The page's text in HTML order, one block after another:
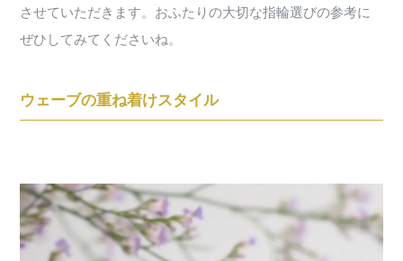
させていただきます。おふたりの大切な指輪選びの参考に
ぜひしてみてくださいね。
ウェーブの重ね着けスタイル